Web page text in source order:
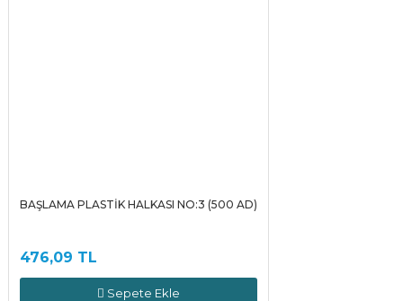
BAŞLAMA PLASTİK HALKASI NO:3 (500 AD)
476,09 TL
Sepete Ekle